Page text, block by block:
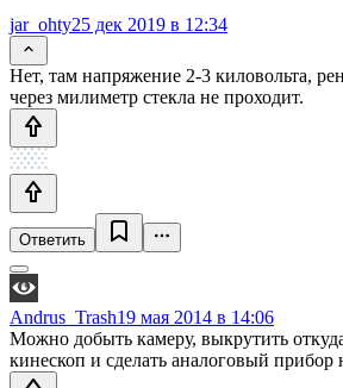
jar_ohty25 дек 2019 в 12:34
Нет, там напряжение 2-3 киловольта,
через милиметр стекла не проходит.
Ответить
Andrus_Trash19 мая 2014 в 14:06
Можно добыть камеру, выкрутить
кинескоп и сделать аналоговый прибор